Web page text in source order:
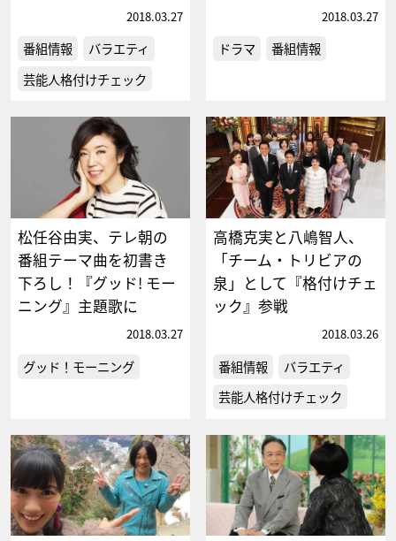
2018.03.27
番組情報
バラエティ
芸能人格付けチェック
2018.03.27
ドラマ 番組情報
松任谷由実、テレ朝の
番組テーマ曲を初書き
下ろし！『グッド! モー
ニング』主題歌に
2018.03.27
グッド！モーニング
高橋克実と八嶋智人、
「チーム・トリビアの
泉」として『格付けチェ
ック』参戦
2018.03.26
番組情報
バラエティ
芸能人格付けチェック